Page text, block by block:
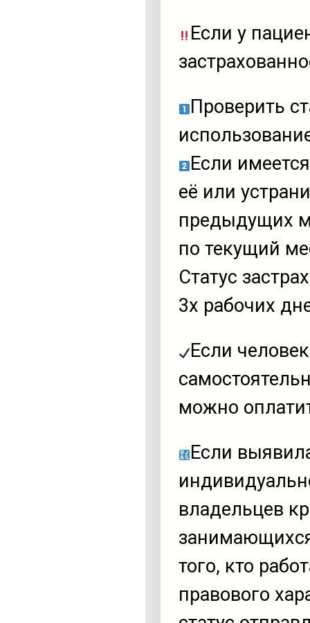
Если у
Проверить
Если
её или
предыдущих
по текущий
Статус
3х рабочих
Если
можно
Если
владельцев
того, кто
правового